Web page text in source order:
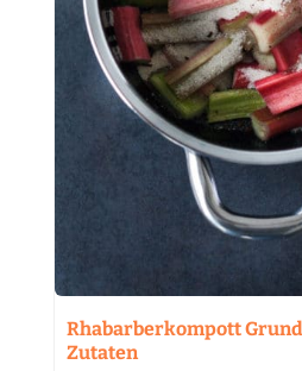
Rhabarberkompott
Zutaten